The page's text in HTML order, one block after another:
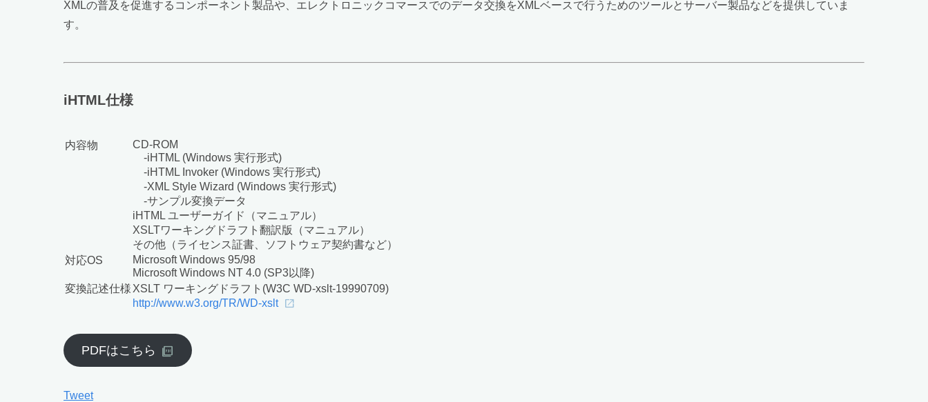
XMLの普及を促進するコンポーネント製品や、エレクトロニックコマースでのデータ交換をXMLベースで行うためのツールとサーバー製品などを提供していま
す。
iHTML仕様
内容物
CD-ROM
-iHTML (Windows 実行形式)
-iHTML Invoker (Windows 実行形式)
-XML Style Wizard (Windows 実行形式)
-サンプル変換データ
iHTML ユーザーガイド（マニュアル）
XSLTワーキングドラフト翻訳版（マニュアル）
その他（ライセンス証書、ソフトウェア契約書など）
対応OS
Microsoft Windows 95/98
Microsoft Windows NT 4.0 (SP3以降)
変換記述仕様 XSLT ワーキングドラフト(W3C WD-xslt-19990709)
http://www.w3.org/TR/WD-xslt
PDFはこちら
Tweet